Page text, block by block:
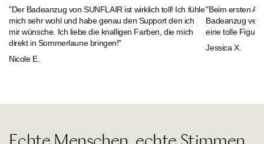
"Der Badeanzug von SUNFLAIR ist wirklich toll! Ich fühle
mich sehr wohl und habe genau den Support den ich
mir wünsche. Ich liebe die knalligen Farben, die mich
direkt in Sommerlaune bringen!"
Nicole E.
"Beim ersten
Badeanzug
eine tolle Figur."
Jessica X.